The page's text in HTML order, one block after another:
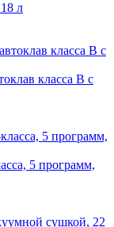
л
класса B с
5 программ,